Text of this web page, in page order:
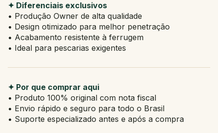
✦ Diferenciais exclusivos
• Produção Owner de alta qualidade
• Design otimizado para melhor penetração
• Acabamento resistente à ferrugem
• Ideal para pescarias exigentes
✦ Por que comprar aqui
• Produto 100% original com nota fiscal
• Envio rápido e seguro para todo o Brasil
• Suporte especializado antes e após a compra